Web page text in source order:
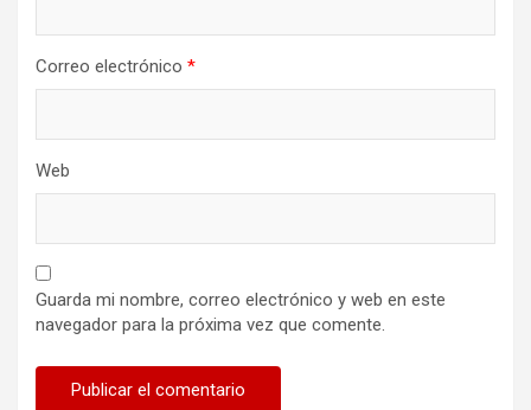
Correo electrónico *
Web
Guarda mi nombre, correo electrónico y web en este
navegador para la próxima vez que comente.